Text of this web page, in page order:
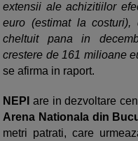
extensii ale achizitiilor
euro (estimat la
cheltuit pana in
crestere de 161 milioane
se afirma in raport.
NEPI are in dezvoltare
Arena Nationala din
metri patrati, care